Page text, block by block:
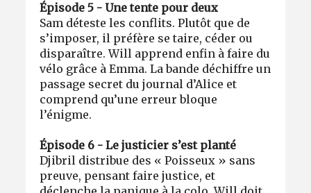
Épisode 5 - Une tente pour deux
Sam déteste les conflits. Plutôt que de
s’imposer, il préfère se taire, céder ou
disparaître. Will apprend enfin à faire du
vélo grâce à Emma. La bande déchiffre un
passage secret du journal d’Alice et
comprend qu’une erreur bloque
l’énigme.
Épisode 6 - Le justicier s’est planté
Djibril distribue des « Poisseux » sans
preuve, pensant faire justice, et